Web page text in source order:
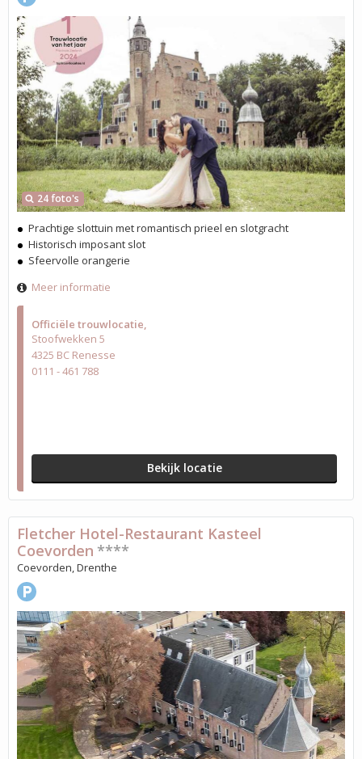
Officiële trouwlocatie
Stoofwekken 5
4325 BC Renesse
0111 - 461 788
Bekijk locatie
24 foto's
Prachtige slottuin met romantisch prieel en slotgracht
Historisch imposant slot
Sfeervolle orangerie
Meer informatie
Fletcher Hotel-Restaurant Kasteel
Coevorden ****
Coevorden, Drenthe